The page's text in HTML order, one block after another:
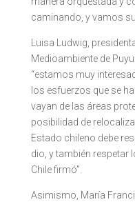
caminando, y vamos
Luisa Ludwig,
Medioambiente de
“estamos muy
los esfuerzos que se
vayan de las áreas
posibilidad de
Estado chileno debe
dio, y también respetar
Chile firmó”.
Asimismo, María